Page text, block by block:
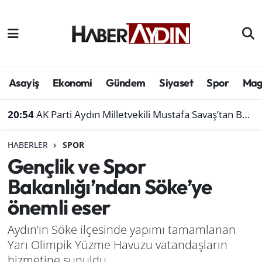
Asayiş Ekonomi Gündem Siyaset Spor
20:54AK Parti Aydın Milletvekili Mustafa Savaş’tan Bakan Yumaklı’ya ziyaret
HABERLER SPOR
Gençlik ve Spor
Bakanlığı’ndan Söke’ye
önemli eser
Aydın’ın Söke ilçesinde yapımı tamamlanan
Yarı Olimpik Yüzme Havuzu vatandaşların
Afyonkarahisar
Çevre
Genel
Haber
Izmir
Kütahya
Aydın Hava Durumu
Süper Lig Puan Durumu ve Fikstür
Son Dakika Haberleri
Haber Arşivi